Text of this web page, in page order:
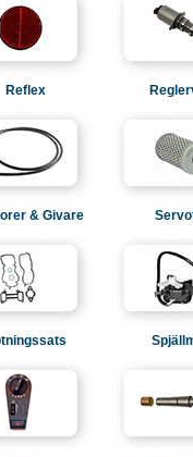
Reflex
& Givare